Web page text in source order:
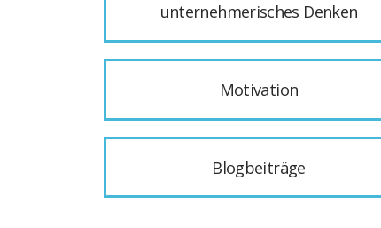
unternehmerisches Denken
Motivation
Blogbeiträge